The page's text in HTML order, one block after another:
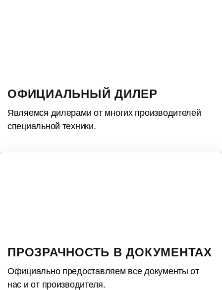
ОФИЦИАЛЬНЫЙ ДИЛЕР
Являемся дилерами от многих производителей
специальной техники.
ПРОЗРАЧНОСТЬ В ДОКУМЕНТАХ
Официально предоставляем все документы от
нас и от производителя.